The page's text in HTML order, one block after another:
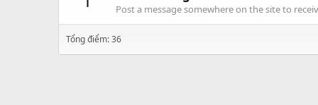
Post a message somewhere on the site to
Tổng điểm: 36